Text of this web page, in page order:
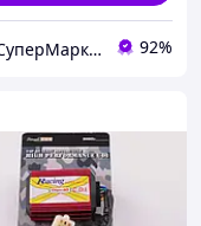
АвтоСуперМаркет 92%